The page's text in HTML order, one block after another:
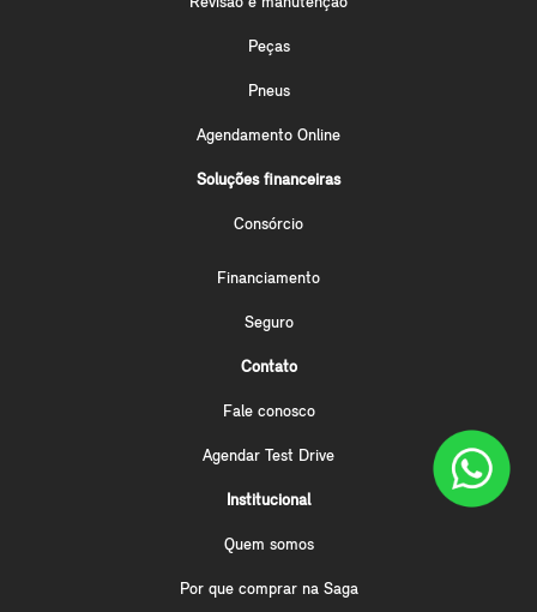
Peças
Pneus
Agendamento Online
Soluções financeiras
Consórcio
Financiamento
Seguro
Contato
Fale conosco
Agendar Test Drive
Institucional
Quem somos
Por que comprar na Saga